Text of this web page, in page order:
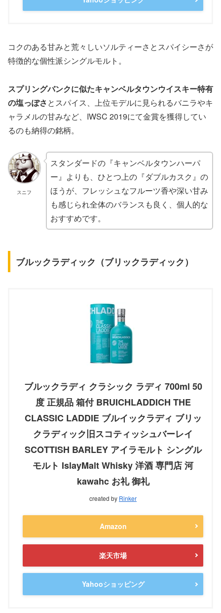
コクのある甘みと荒々しいソルティーさとスパイシーさが
特徴的な個性派シングルモルト。
スプリングバンクに似たキャンベルタウンウイスキー特有
の塩っぽさとスパイス、上位モデルに見られるバニラやキ
ャラメルの甘みなど、IWSC 2019にて金賞を獲得してい
るのも納得の銘柄。
スニフ
スタンダードの『キャンベルタウンハーパ
ー』よりも、ひとつ上の『ダブルカスク』の
ほうが、フレッシュなフルーツ香や深い甘み
も感じられ全体のバランスも良く、個人的な
おすすめです。
ブルックラディック（ブリックラディック）
ブルックラディ クラシック ラディ 700ml 50
度 正規品 箱付 BRUICHLADDICH THE
CLASSIC LADDIE ブルイックラディ ブリッ
クラディック旧スコティッシュバーレイ
SCOTTISH BARLEY アイラモルト シングル
モルト IslayMalt Whisky 洋酒 専門店 河
kawahc お礼 御礼
created by Rinker
Amazon
楽天市場
Yahooショッピング